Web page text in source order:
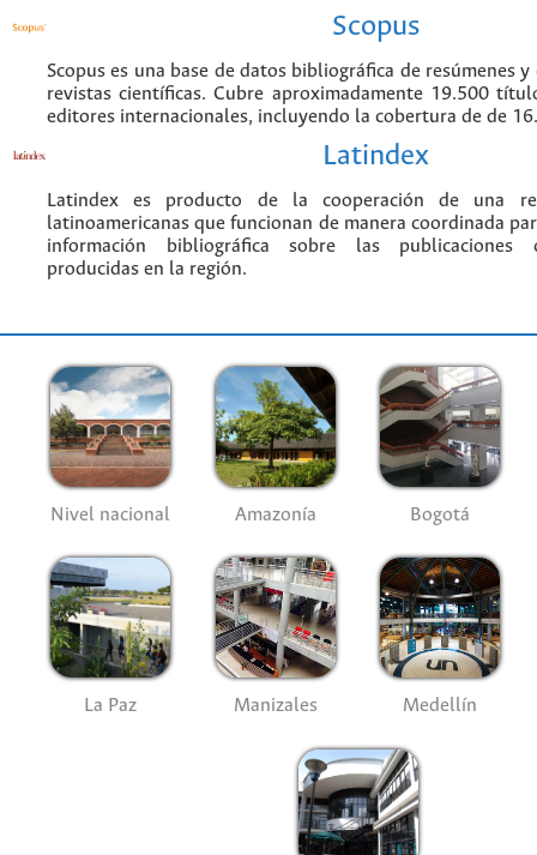
Scopus
Scopus es una base de datos bibliográfica de resúmenes
revistas científicas. Cubre aproximadamente 19.500
editores internacionales, incluyendo la cobertura de de
Latindex
Latindex es producto de la cooperación de una
latinoamericanas que funcionan de manera coordinada
información bibliográfica sobre las publicaciones
producidas en la región.
Nivel nacional Amazonía Bogotá
La Paz Manizales Medellín